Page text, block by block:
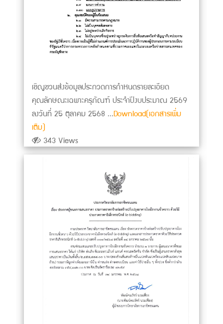
เชิญชวนส่งข้อมูลประกวดการกำหนดรายละเอียด
คุณลักษณะเฉพาะครุภัณฑ์ ประจำปีงบประมาณ 2569
ลงวันที่ 25 ตุลาคม 2568 ...Download(เอกสารเพิ่ม
เติม)
343 Views